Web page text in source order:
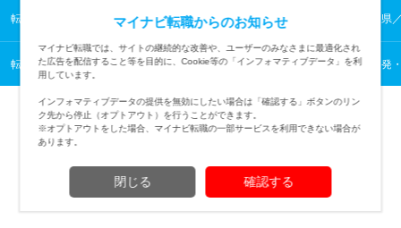
転職TOP 中国の転職・求人情報TOP 山口県の転職・求人情報TOP 山口県
転職TOP 建築・土木から探す 建築・土木の転職・求人情報一覧 研究開発
(c) Mynavi Corporation
マイナビ転職からのお知らせ
マイナビ転職では、サイトの継続的な改善や、ユーザーのみなさまに最適化され
た広告を配信すること等を目的に、Cookie等の「インフォマティブデータ」を利
用しています。
インフォマティブデータの提供を無効にしたい場合は「確認する」ボタンのリン
ク先から停止（オプトアウト）を行うことができます。
※オプトアウトをした場合、マイナビ転職の一部サービスを利用できない場合が
あります。
閉じる 確認する